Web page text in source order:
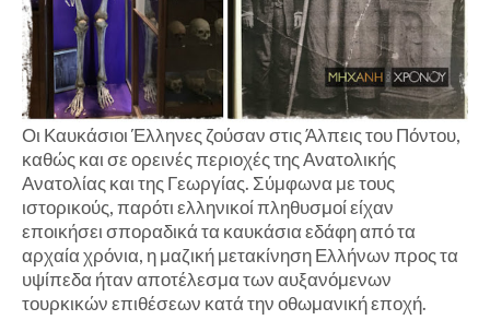
Οι Καυκάσιοι Έλληνες ζούσαν στις Άλπεις του Πόντου,
καθώς και σε ορεινές περιοχές της Ανατολικής
Ανατολίας και της Γεωργίας. Σύμφωνα με τους
ιστορικούς, παρότι ελληνικοί πληθυσμοί είχαν
εποικήσει σποραδικά τα καυκάσια εδάφη από τα
αρχαία χρόνια, η μαζική μετακίνηση Ελλήνων προς τα
υψίπεδα ήταν αποτέλεσμα των αυξανόμενων
τουρκικών επιθέσεων κατά την οθωμανική εποχή.